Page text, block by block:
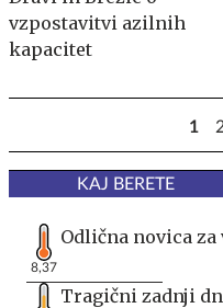
vzpostavitvi azilnih
kapacitet
1
KAJ BERETE
8,37
Odlična novica
Tragični zadnji